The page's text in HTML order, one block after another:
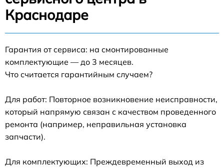
Краснодаре
Гарантия от сервиса: на смонтированные
комплектующие — до 3 месяцев.
Что считается гарантийным случаем?
Для работ: Повторное возникновение неисправности,
который напрямую связан с качеством проведенного
ремонта (например, неправильная установка
запчасти).
Для комплектующих: Преждевременный выход из